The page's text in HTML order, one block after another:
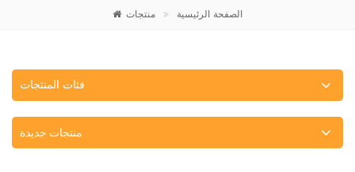
الصفحة الرئيسية منتجات
فئات المنتجات
منتجات جديدة